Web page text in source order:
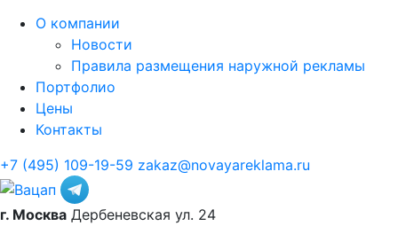
О компании
Новости
Правила размещения наружной рекламы
Портфолио
Цены
Контакты
+7 (495) 109-19-59 zakaz@novayareklama.ru
г. Москва Дербеневская ул. 24